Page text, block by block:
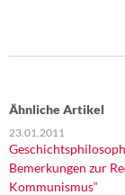
Ähnliche Artikel
23.01.2011
Bemerkungen zur
Kommunismus“